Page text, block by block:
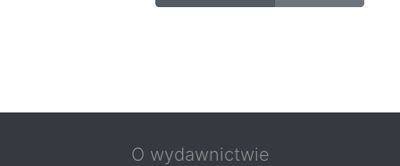
O wydawnictwie